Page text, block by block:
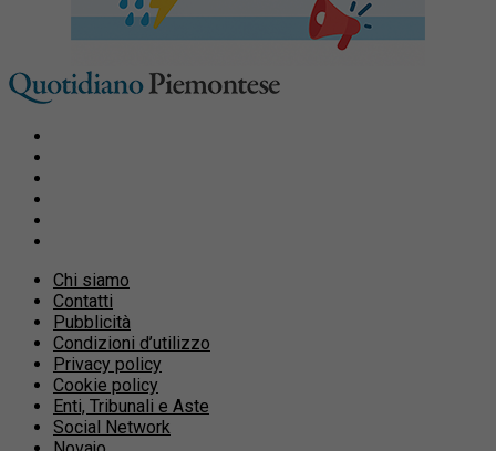
Chi siamo
Contatti
Pubblicità
Condizioni d’utilizzo
Privacy policy
Cookie policy
Enti, Tribunali e Aste
Social Network